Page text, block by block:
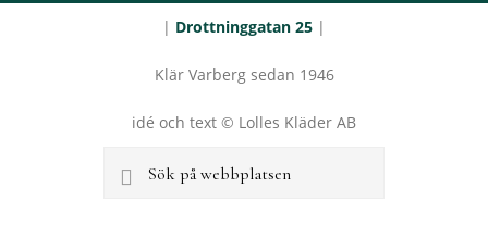
| Drottninggatan 25 |
Klär Varberg sedan 1946
idé och text © Lolles Kläder AB
Sök